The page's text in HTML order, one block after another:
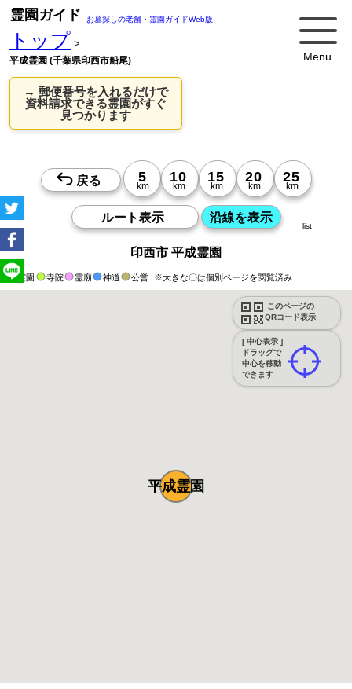
Menu
霊園ガイド お墓探しの老舗・霊園ガイドWeb版
トップ >
平成霊園 (千葉県印西市船尾)
→ 郵便番号を入れるだけで
資料請求できる霊園がすぐ
見つかります
印西市 平成霊園
霊園 寺院 霊廟 神道 公営 ※大きな〇は個別ページを閲覧済み
このページの
QRコード表示
[ 中心表示 ]
ドラッグで
中心を移動
できます
list
平成霊園